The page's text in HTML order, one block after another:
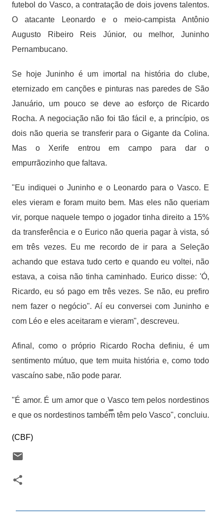
futebol do Vasco, a contratação de dois jovens talentos.
O atacante Leonardo e o meio-campista Antônio
Augusto Ribeiro Reis Júnior, ou melhor, Juninho
Pernambucano.
Se hoje Juninho é um imortal na história do clube,
eternizado em canções e pinturas nas paredes de São
Januário, um pouco se deve ao esforço de Ricardo
Rocha. A negociação não foi tão fácil e, a princípio, os
dois não queria se transferir para o Gigante da Colina.
Mas o Xerife entrou em campo para dar o
empurrãozinho que faltava.
"Eu indiquei o Juninho e o Leonardo para o Vasco. E
eles vieram e foram muito bem. Mas eles não queriam
vir, porque naquele tempo o jogador tinha direito a 15%
da transferência e o Eurico não queria pagar à vista, só
em três vezes. Eu me recordo de ir para a Seleção
achando que estava tudo certo e quando eu voltei, não
estava, a coisa não tinha caminhado. Eurico disse: 'Ó,
Ricardo, eu só pago em três vezes. Se não, eu prefiro
nem fazer o negócio". Aí eu conversei com Juninho e
com Léo e eles aceitaram e vieram", descreveu.
Afinal, como o próprio Ricardo Rocha definiu, é um
sentimento mútuo, que tem muita história e, como todo
vascaíno sabe, não pode parar.
"É amor. É um amor que o Vasco tem pelos nordestinos
e que os nordestinos também têm pelo Vasco", concluiu.
(CBF)